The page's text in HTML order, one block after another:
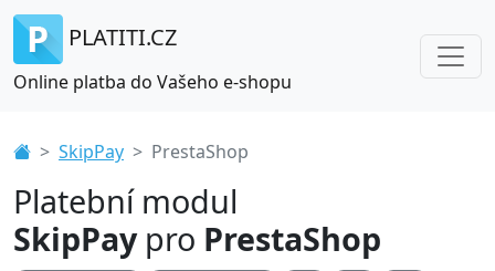
PLATITI.CZ
Online platba do Vašeho e-shopu
SkipPay PrestaShop
Platební modul
SkipPaypro PrestaShop